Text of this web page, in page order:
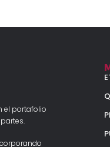
el portafolio